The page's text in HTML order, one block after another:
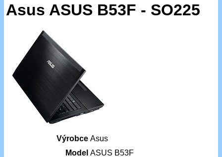
Asus ASUS B53F - SO225
Výrobce Asus
Model ASUS B53F